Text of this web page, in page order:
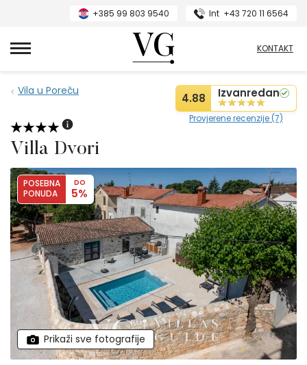
+385 99 803 9540 Int +43 720 11 6564
VillasGuide
KONTAKT
Vila u Poreču
4.88 Izvanredan
Provjerene recenzije (7)
Villa Dvori
POSEBNA
PONUDA
DO
5%
Prikaži sve fotografije